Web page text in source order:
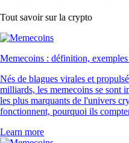
Tout savoir sur la crypto
Memecoins : définition,
Nés de blagues virales et
milliards, les memecoins se sont
les plus marquants de l'univers
fonctionnent, pourquoi ils
Learn more